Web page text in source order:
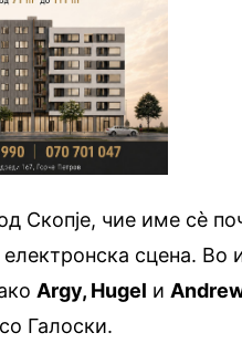
Скопје, чие име сè
сцена. Во
Argy, Hugel и
Галоски.